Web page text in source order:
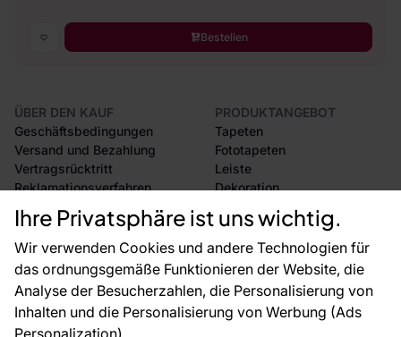
Ihre Privatsphäre ist uns wichtig.
Wir verwenden Cookies und andere Technologien für
das ordnungsgemäße Funktionieren der Website, die
Analyse der Besucherzahlen, die Personalisierung von
Inhalten und die Personalisierung von Werbung (Ads
Personalization).
Bestellen
ÜBER DEN KAUF
Geschäftsbedingungen
Versand und Bezahlung
Vertragsrücktritt
Reklamationsverfahren
Rücksendung von Waren
CE-Zertifizierung
Großhandel
Raumvisualisierung
PRODUKTANGEBOT
Tapeten
Fototapeten
Leiste
Dekoration
Selbstklebende Folien
Zubehör
Tapetenmuster
FÜR SIE
Blog
ÜBER DAS UNTERNEHMEN